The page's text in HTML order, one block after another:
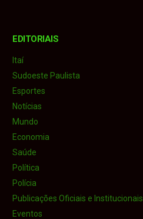
EDITORIAIS
Itaí
Sudoeste Paulista
Esportes
Notícias
Mundo
Economia
Saúde
Política
Polícia
Publicações Oficiais e Institucionais
Eventos